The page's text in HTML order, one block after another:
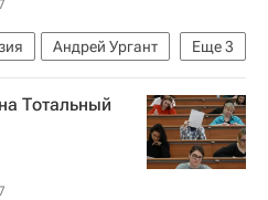
Еще3
Андрей Ургант
Арзамасова
Тотальный